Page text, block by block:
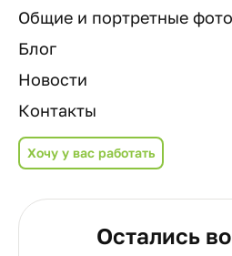
Общие и портретные
Блог
Новости
Контакты
Хочу у вас работать
Остались